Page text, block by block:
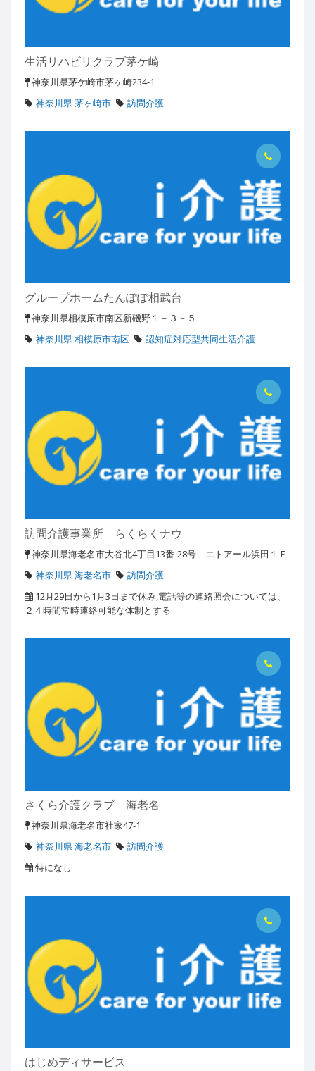
生活リハビリクラブ茅ケ崎
神奈川県茅ケ崎市茅ヶ崎234-1
神奈川県 茅ヶ崎市
訪問介護
グループホームたんぽぽ相武台
神奈川県相模原市南区新磯野１－３－５
神奈川県 相模原市南区
認知症対応型共同生活介護
訪問介護事業所 らくらくナウ
神奈川県海老名市大谷北4丁目13番-28号 エトアール浜田１Ｆ
神奈川県 海老名市
訪問介護
12月29日から1月3日まで休み,電話等の連絡照会については、
２４時間常時連絡可能な体制とする
さくら介護クラブ 海老名
神奈川県海老名市社家47-1
神奈川県 海老名市
訪問介護
特になし
はじめディサービス